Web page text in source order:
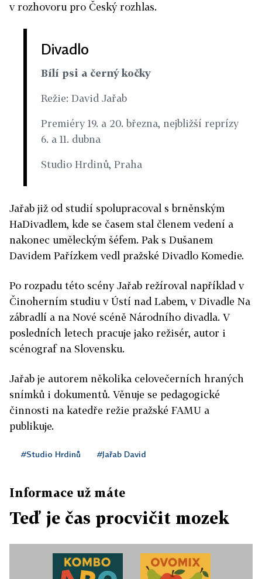
v rozhovoru pro Český rozhlas.
Divadlo
Bílí psi a černý kočky
Režie: David Jařab
Premiéry 19. a 20. března, nejbližší reprízy
6. a 11. dubna
Studio Hrdinů, Praha
Jařab již od studií spolupracoval s brněnským
HaDivadlem, kde se časem stal členem vedení a
nakonec uměleckým šéfem. Pak s Dušanem
Davidem Pařízkem vedl pražské Divadlo Komedie.
Po rozpadu této scény Jařab režíroval například v
Činoherním studiu v Ústí nad Labem, v Divadle Na
zábradlí a na Nové scéně Národního divadla. V
posledních letech pracuje jako režisér, autor i
scénograf na Slovensku.
Jařab je autorem několika celovečerních hraných
snímků i dokumentů. Věnuje se pedagogické
činnosti na katedře režie pražské FAMU a
publikuje.
#Studio Hrdinů #Jařab David
Informace už máte
Teď je čas procvičit mozek